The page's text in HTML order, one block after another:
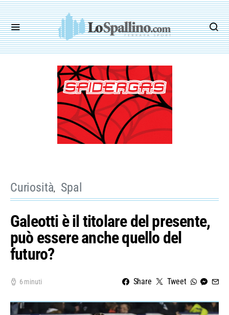
Curiosità Spal
Galeotti è il titolare del presente,
può essere anche quello del
futuro?
6 minuti Share Tweet